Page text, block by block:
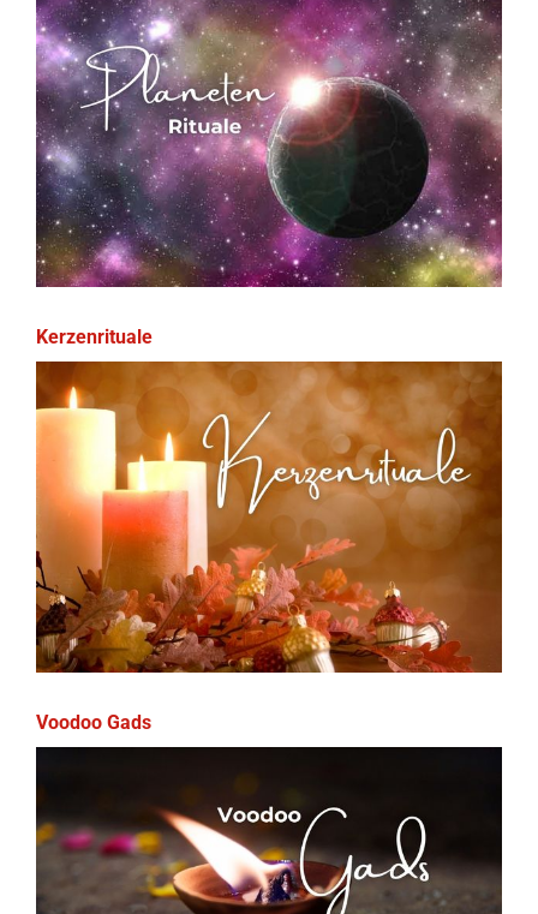
Kerzenrituale
Voodoo Gads